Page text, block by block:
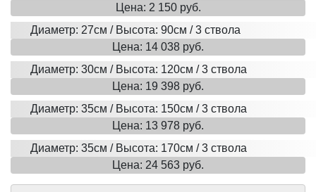
Цена: 2 150 руб.
Диаметр: 27см / Высота: 90см / 3 ствола
Цена: 14 038 руб.
Диаметр: 30см / Высота: 120см / 3 ствола
Цена: 19 398 руб.
Диаметр: 35см / Высота: 150см / 3 ствола
Цена: 13 978 руб.
Диаметр: 35см / Высота: 170см / 3 ствола
Цена: 24 563 руб.